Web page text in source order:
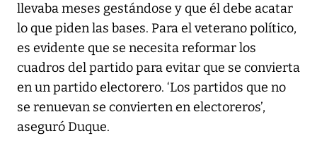
llevaba meses gestándose y que él debe acatar
lo que piden las bases. Para el veterano político,
es evidente que se necesita reformar los
cuadros del partido para evitar que se convierta
en un partido electorero. ‘Los partidos que no
se renuevan se convierten en electoreros’,
aseguró Duque.